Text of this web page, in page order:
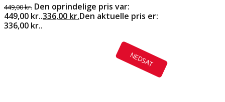
449,00kr. Den oprindelige pris var:
449,00 kr..336,00 kr.Den aktuelle pris er:
336,00 kr..
NEDSAT